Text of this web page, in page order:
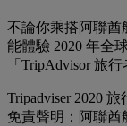
不論你乘搭阿聯酋
能體驗 2020 年全
「TripAdvisor 旅
Tripadviser 2020
免責聲明：阿聯酋